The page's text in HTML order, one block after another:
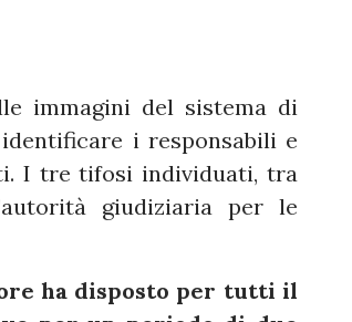
immagini del sistema di
i responsabili e
I tre tifosi individuati, tra
giudiziaria per le
ha disposto per tutti il